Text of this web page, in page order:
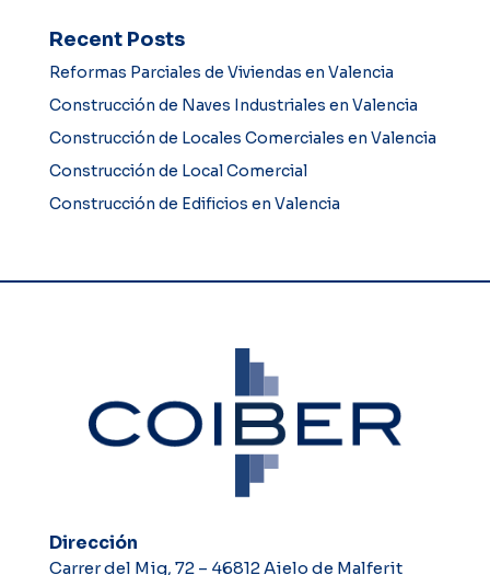
Recent Posts
Reformas Parciales de Viviendas en Valencia
Construcción de Naves Industriales en Valencia
Construcción de Locales Comerciales en Valencia
Construcción de Local Comercial
Construcción de Edificios en Valencia
Dirección
Carrer del Mig, 72 – 46812 Aielo de Malferit